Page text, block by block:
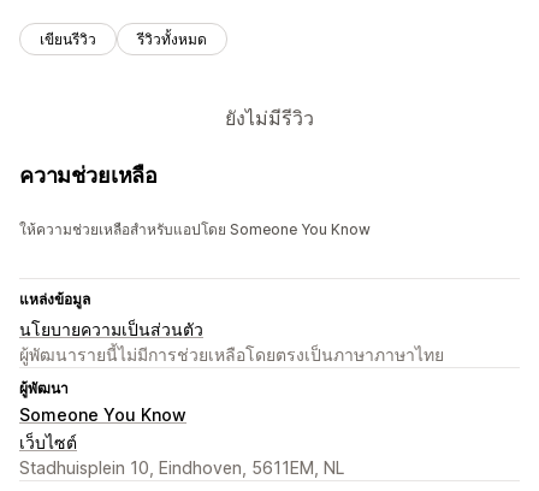
เขียนรีวิว รีวิวทั้งหมด
ยังไม่มีรีวิว
ความช่วยเหลือ
ให้ความช่วยเหลือสำหรับแอปโดย Someone You Know
แหล่งข้อมูล
นโยบายความเป็นส่วนตัว
ผู้พัฒนารายนี้ไม่มีการช่วยเหลือโดยตรงเป็นภาษาภาษาไทย
ผู้พัฒนา
Someone You Know
เว็บไซต์
Stadhuisplein 10, Eindhoven, 5611EM, NL